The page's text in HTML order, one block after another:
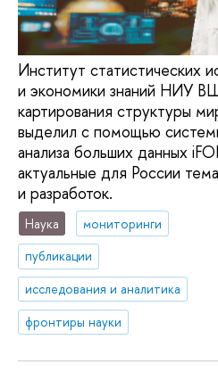
Институт статистических
и экономики знаний НИУ
картирования структуры
выделил с помощью
анализа больших данных
актуальные для России
и разработок.
Наука
мониторинги
публикации
исследования и аналитика
фронтиры науки